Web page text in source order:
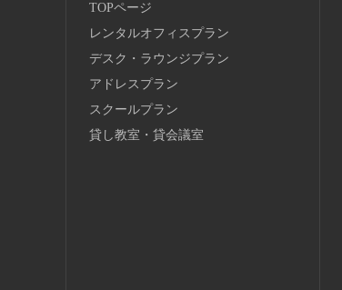
TOPページ
レンタルオフィスプラン
デスク・ラウンジプラン
アドレスプラン
スクールプラン
貸し教室・貸会議室